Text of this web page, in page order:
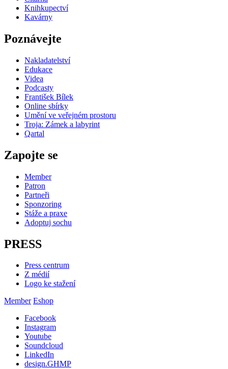
Knihkupectví
Kavárny
Poznávejte
Nakladatelství
Edukace
Videa
Podcasty
František Bílek
Online sbírky
Umění ve veřejném prostoru
Troja: Zámek a labyrint
Qartal
Zapojte se
Member
Patron
Partneři
Sponzoring
Stáže a praxe
Adoptuj sochu
PRESS
Press centrum
Z médií
Logo ke stažení
Member Eshop
Facebook
Instagram
Youtube
Soundcloud
LinkedIn
design.GHMP